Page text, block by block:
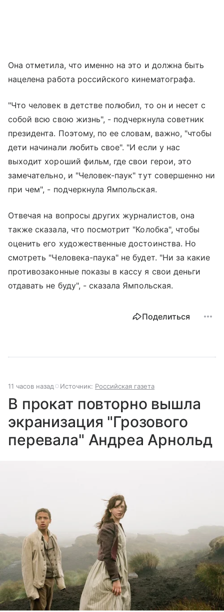
Она отметила, что именно на это и должна быть
нацелена работа российского кинематографа.
"Что человек в детстве полюбил, то он и несет с
собой всю свою жизнь", - подчеркнула советник
президента. Поэтому, по ее словам, важно, "чтобы
дети начинали любить свое". "И если у нас
выходит хороший фильм, где свои герои, это
замечательно, и "Человек-паук" тут совершенно ни
при чем", - подчеркнула Ямпольская.
Отвечая на вопросы других журналистов, она
также сказала, что посмотрит "Колобка", чтобы
оценить его художественные достоинства. Но
смотреть "Человека-паука" не будет. "Ни за какие
противозаконные показы в кассу я свои деньги
отдавать не буду", - сказала Ямпольская.
Поделиться
11 часов назад Источник: Российская газета
В прокат повторно вышла
экранизация "Грозового
перевала" Андреа Арнольд